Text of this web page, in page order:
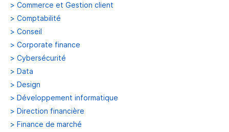
> Commerce et Gestion client
> Comptabilité
> Conseil
> Corporate finance
> Cybersécurité
> Data
> Design
> Développement informatique
> Direction financière
> Finance de marché